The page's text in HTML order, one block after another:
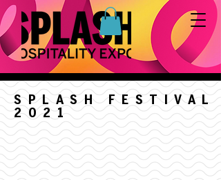
SPLASH FESTIVAL
2021